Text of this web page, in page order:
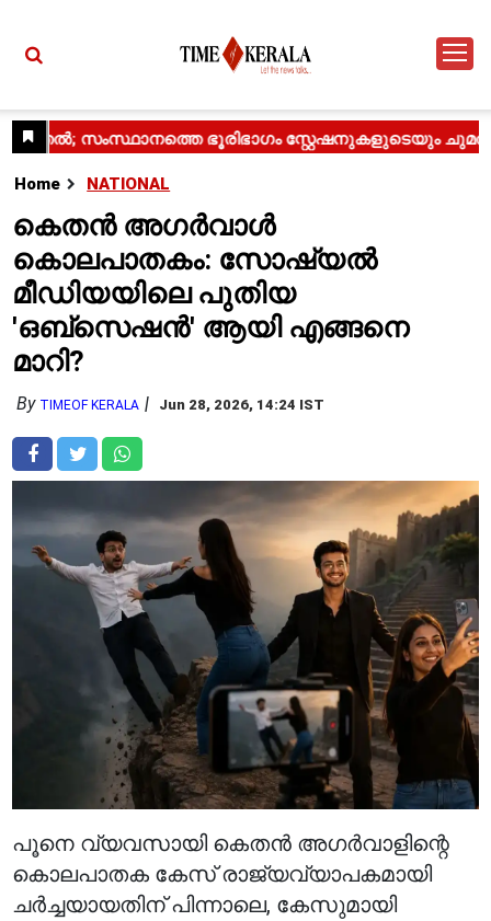
Home NATIONAL
കെതൻ അഗർവാൾ
കൊലപാതകം: സോഷ്യൽ
മീഡിയയിലെ പുതിയ
'ഒബ്സെഷൻ' ആയി എങ്ങനെ
മാറി?
By TIMEOF KERALA Jun 28, 2026, 14:24 IST
പൂനെ വ്യവസായി കെതൻ അഗർവാളിന്റെ
കൊലപാതക കേസ് രാജ്യവ്യാപകമായി
ചർച്ചയായതിന് പിന്നാലെ, കേസുമായി